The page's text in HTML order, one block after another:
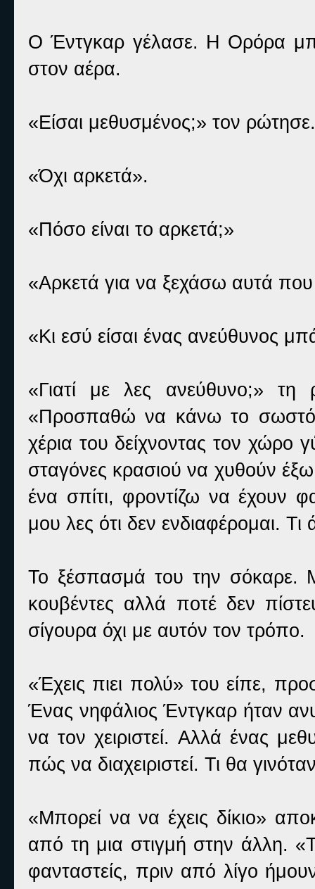
Ο Έντγκαρ γέλασε. Η Ορόρα
στον αέρα.
«Είσαι μεθυσμένος;» τον ρώτησε.
«Όχι αρκετά».
«Πόσο είναι το αρκετά;»
«Αρκετά για να ξεχάσω αυτά
«Κι εσύ είσαι ένας ανεύθυνος
«Γιατί με λες ανεύθυνο;»
«Προσπαθώ να κάνω το σωστό
χέρια του δείχνοντας τον χώρο
σταγόνες κρασιού να χυθούν
ένα σπίτι, φροντίζω να έχουν
μου λες ότι δεν ενδιαφέρομαι.
Το ξέσπασμά του την σόκαρε.
κουβέντες αλλά ποτέ δεν
σίγουρα όχι με αυτόν τον τρόπο.
«Έχεις πιει πολύ» του είπε,
Ένας νηφάλιος Έντγκαρ ήταν
να τον χειριστεί. Αλλά ένας
πώς να διαχειριστεί. Τι θα
«Μπορεί να να έχεις δίκιο»
από τη μια στιγμή στην άλλη.
φανταστείς, πριν από λίγο